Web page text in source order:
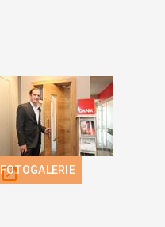
FOTOGALERIE
open_in_new